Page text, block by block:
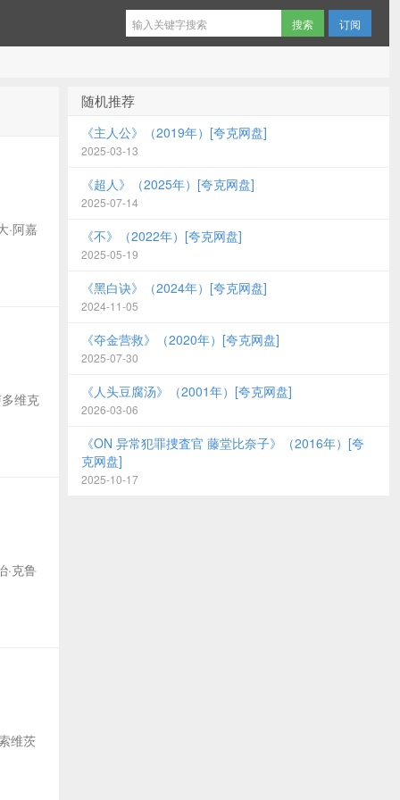
订阅
·阿嘉
维克
·克鲁
维茨
随机推荐
《主人公》（2019年）[夸克网盘]
2025-03-13
《超人》（2025年）[夸克网盘]
2025-07-14
《不》（2022年）[夸克网盘]
2025-05-19
《黑白诀》（2024年）[夸克网盘]
2024-11-05
《夺金营救》（2020年）[夸克网盘]
2025-07-30
《人头豆腐汤》（2001年）[夸克网盘]
2026-03-06
《ON 异常犯罪捜査官 藤堂比奈子》（2016年）[夸
克网盘]
2025-10-17